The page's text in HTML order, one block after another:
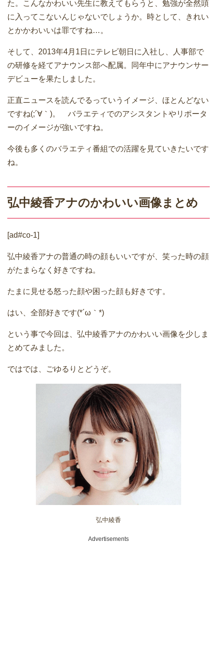
た。こんなかわいい先生に教えてもらうと、勉強が全然頭
に入ってこないんじゃないでしょうか。時として、きれい
とかかわいいは罪ですね…。
そして、2013年4月1日にテレビ朝日に入社し、人事部で
の研修を経てアナウンス部へ配属。同年中にアナウンサー
デビューを果たしました。
正直ニュースを読んでるっていうイメージ、ほとんどない
ですね(;´∀｀)。 バラエティでのアシスタントやリポータ
ーのイメージが強いですね。
今後も多くのバラエティ番組での活躍を見ていきたいです
ね。
弘中綾香アナのかわいい画像まとめ
[ad#co-1]
弘中綾香アナの普通の時の顔もいいですが、笑った時の顔
がたまらなく好きですね。
たまに見せる怒った顔や困った顔も好きです。
はい、全部好きです(*´ω｀*)
という事で今回は、弘中綾香アナのかわいい画像を少しま
とめてみました。
ではでは、ごゆるりとどうぞ。
弘中綾香
Advertisements